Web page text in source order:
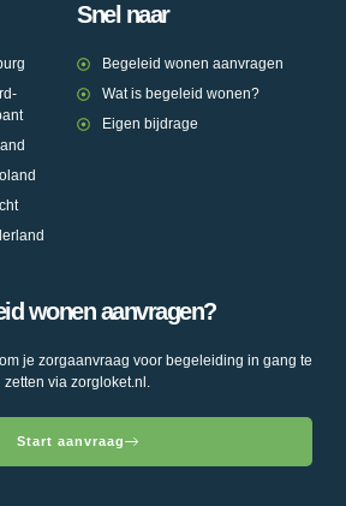
Snel naar
Begeleid wonen aanvragen
Wat is begeleid wonen?
Eigen bijdrage
wonen aanvragen?
je zorgaanvraag voor begeleiding in gang te
zetten via zorgloket.nl.
Start aanvraag